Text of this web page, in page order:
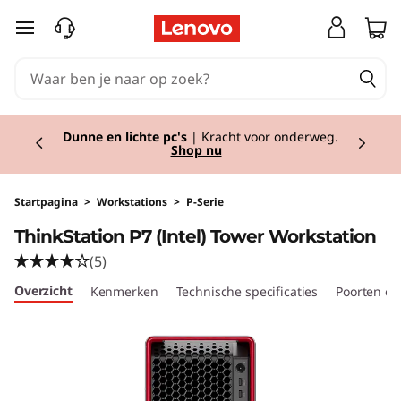
T
k
S
a
Ga naar de hoofdinhoud
Dunne en lichte pc's | Kracht voor onderweg.
Shop nu
Startpagina > Workstations > P-Serie
ThinkStation P7 (Intel) Tower Workstation
(5)
Overzicht Kenmerken Technische specificaties Poorten